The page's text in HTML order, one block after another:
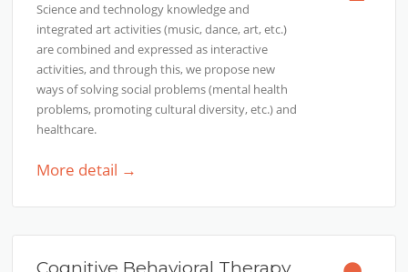
Science and technology knowledge and
integrated art activities (music, dance, art, etc.)
are combined and expressed as interactive
activities, and through this, we propose new
ways of solving social problems (mental health
problems, promoting cultural diversity, etc.) and
healthcare.
More detail →
Cognitive Behavioral Therapy